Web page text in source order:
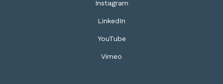
Instagram
LinkedIn
YouTube
Vimeo